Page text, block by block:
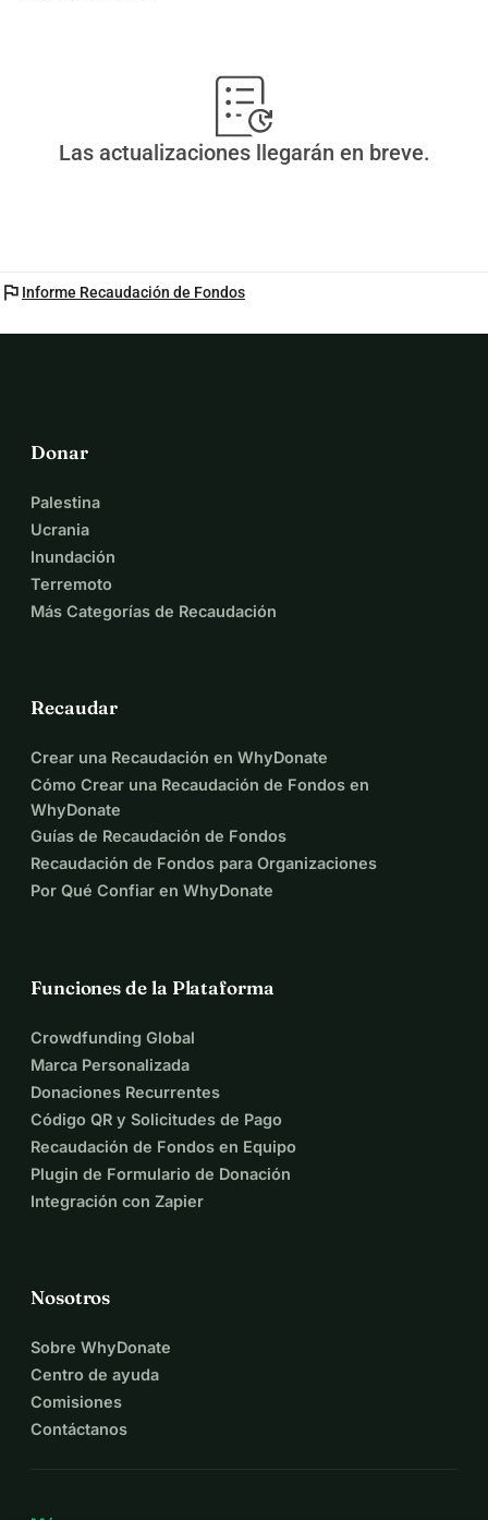
Las actualizaciones llegarán en breve.
flag Informe Recaudación de Fondos
Donar
Palestina
Ucrania
Inundación
Terremoto
Más Categorías de Recaudación
Recaudar
Crear una Recaudación en WhyDonate
Cómo Crear una Recaudación de Fondos en
WhyDonate
Guías de Recaudación de Fondos
Recaudación de Fondos para Organizaciones
Por Qué Confiar en WhyDonate
Funciones de la Plataforma
Crowdfunding Global
Marca Personalizada
Donaciones Recurrentes
Código QR y Solicitudes de Pago
Recaudación de Fondos en Equipo
Plugin de Formulario de Donación
Integración con Zapier
Nosotros
Sobre WhyDonate
Centro de ayuda
Comisiones
Contáctanos